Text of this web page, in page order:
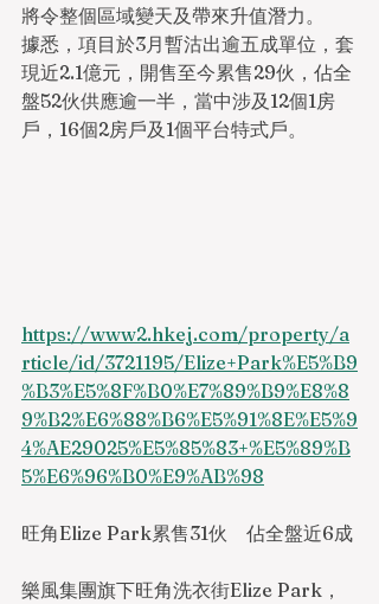
將令整個區域變天及帶來升值潛力。
據悉，項目於3月暫沽出逾五成單位，套
現近2.1億元，開售至今累售29伙，佔全
盤52伙供應逾一半，當中涉及12個1房
戶，16個2房戶及1個平台特式戶。
https://www2.hkej.com/property/a
rticle/id/3721195/Elize+Park%E5%B9
%B3%E5%8F%B0%E7%89%B9%E8%8
9%B2%E6%88%B6%E5%91%8E%E5%9
4%AE29025%E5%85%83+%E5%89%B
5%E6%96%B0%E9%AB%98
旺角Elize Park累售31伙　佔全盤近6成
樂風集團旗下旺角洗衣街Elize Park，